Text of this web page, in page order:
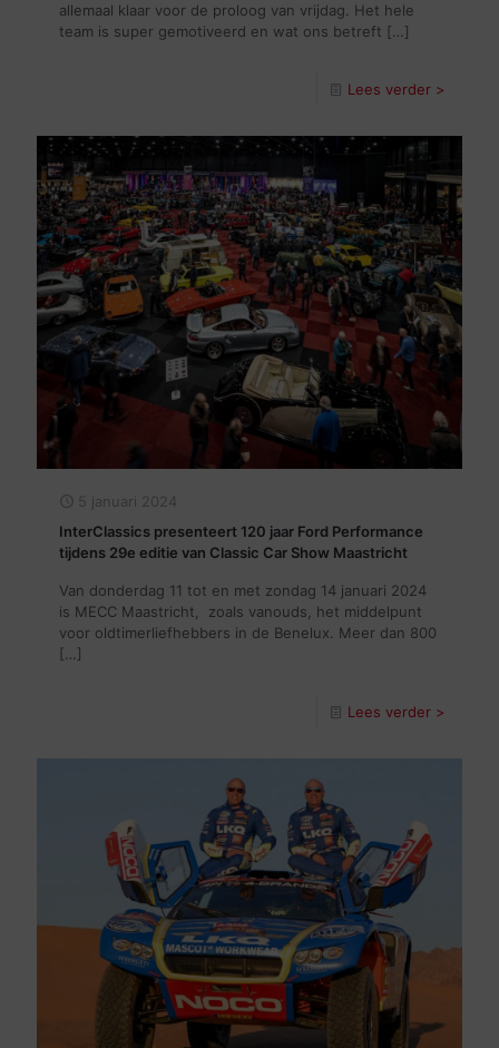
allemaal klaar voor de proloog van vrijdag. Het hele
team is super gemotiveerd en wat ons betreft […]
Lees verder >
5 januari 2024
InterClassics presenteert 120 jaar Ford Performance
tijdens 29e editie van Classic Car Show Maastricht
Van donderdag 11 tot en met zondag 14 januari 2024
is MECC Maastricht, zoals vanouds, het middelpunt
voor oldtimerliefhebbers in de Benelux. Meer dan 800
[…]
Lees verder >